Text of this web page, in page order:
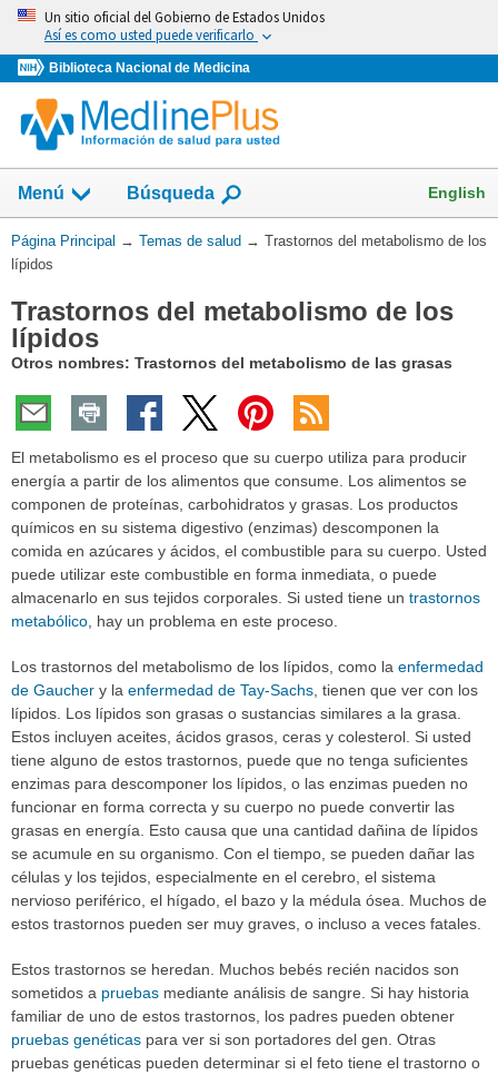
Omita
vaya
al
Contenido
Un sitio oficial del Gobierno de Estados Unidos
Así es como usted puede verificarlo
Biblioteca Nacional de Medicina
Menú
Mostrar
campo
de
Búsqueda English
Usted
está
Página Principal → Temas de salud → Trastornos del metabolismo de los
lípidos
Trastornos del metabolismo de los
lípidos
Otros nombres: Trastornos del metabolismo de las grasas
El metabolismo es el proceso que su cuerpo utiliza para producir
energía a partir de los alimentos que consume. Los alimentos se
componen de proteínas, carbohidratos y grasas. Los productos
químicos en su sistema digestivo (enzimas) descomponen la
comida en azúcares y ácidos, el combustible para su cuerpo. Usted
puede utilizar este combustible en forma inmediata, o puede
almacenarlo en sus tejidos corporales. Si usted tiene un trastornos
metabólico , hay un problema en este proceso.
Los trastornos del metabolismo de los lípidos, como la enfermedad
de Gaucher y la enfermedad de Tay-Sachs , tienen que ver con los
lípidos. Los lípidos son grasas o sustancias similares a la grasa.
Estos incluyen aceites, ácidos grasos, ceras y colesterol. Si usted
tiene alguno de estos trastornos, puede que no tenga suficientes
enzimas para descomponer los lípidos, o las enzimas pueden no
funcionar en forma correcta y su cuerpo no puede convertir las
grasas en energía. Esto causa que una cantidad dañina de lípidos
se acumule en su organismo. Con el tiempo, se pueden dañar las
células y los tejidos, especialmente en el cerebro, el sistema
nervioso periférico, el hígado, el bazo y la médula ósea. Muchos de
estos trastornos pueden ser muy graves, o incluso a veces fatales.
Estos trastornos se heredan. Muchos bebés recién nacidos son
sometidos a pruebas mediante análisis de sangre. Si hay historia
familiar de uno de estos trastornos, los padres pueden obtener
pruebas genéticas para ver si son portadores del gen. Otras
pruebas genéticas pueden determinar si el feto tiene el trastorno o